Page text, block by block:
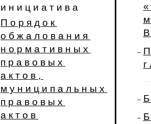
инициатива
Порядок
обжалования
нормативных
правовых
актов,
муниципальных
правовых
актов